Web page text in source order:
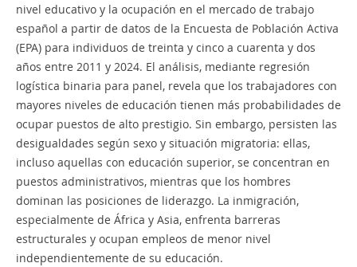
nivel educativo y la ocupación en el mercado de trabajo
español a partir de datos de la Encuesta de Población Activa
(EPA) para individuos de treinta y cinco a cuarenta y dos
años entre 2011 y 2024. El análisis, mediante regresión
logística binaria para panel, revela que los trabajadores con
mayores niveles de educación tienen más probabilidades de
ocupar puestos de alto prestigio. Sin embargo, persisten las
desigualdades según sexo y situación migratoria: ellas,
incluso aquellas con educación superior, se concentran en
puestos administrativos, mientras que los hombres
dominan las posiciones de liderazgo. La inmigración,
especialmente de África y Asia, enfrenta barreras
estructurales y ocupan empleos de menor nivel
independientemente de su educación.